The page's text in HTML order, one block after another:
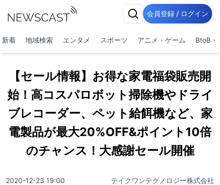
会員登録 / ログイン
新着 地域検索 エンタメ スポーツ アニメ・ゲーム BtoB・
【セール情報】お得な家電福袋販売開
始！高コスパロボット掃除機やドライ
ブレコーダー、ペット給餌機など、家
電製品が最大20%OFF&ポイント10倍
のチャンス！大感謝セール開催
2020-12-23 19:00 テイクワンテクノロジー株式会社